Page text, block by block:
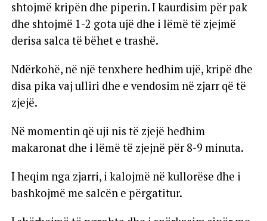
shtojmë kripën dhe piperin. I kaurdisim për pak
dhe shtojmë 1-2 gota ujë dhe i lëmë të zjejmë
derisa salca të bëhet e trashë.
Ndërkohë, në një tenxhere hedhim ujë, kripë dhe
disa pika vaj ulliri dhe e vendosim në zjarr që të
zjejë.
Në momentin që uji nis të zjejë hedhim
makaronat dhe i lëmë të zjejnë për 8-9 minuta.
I heqim nga zjarri, i kalojmë në kullorëse dhe i
bashkojmë me salcën e përgatitur.